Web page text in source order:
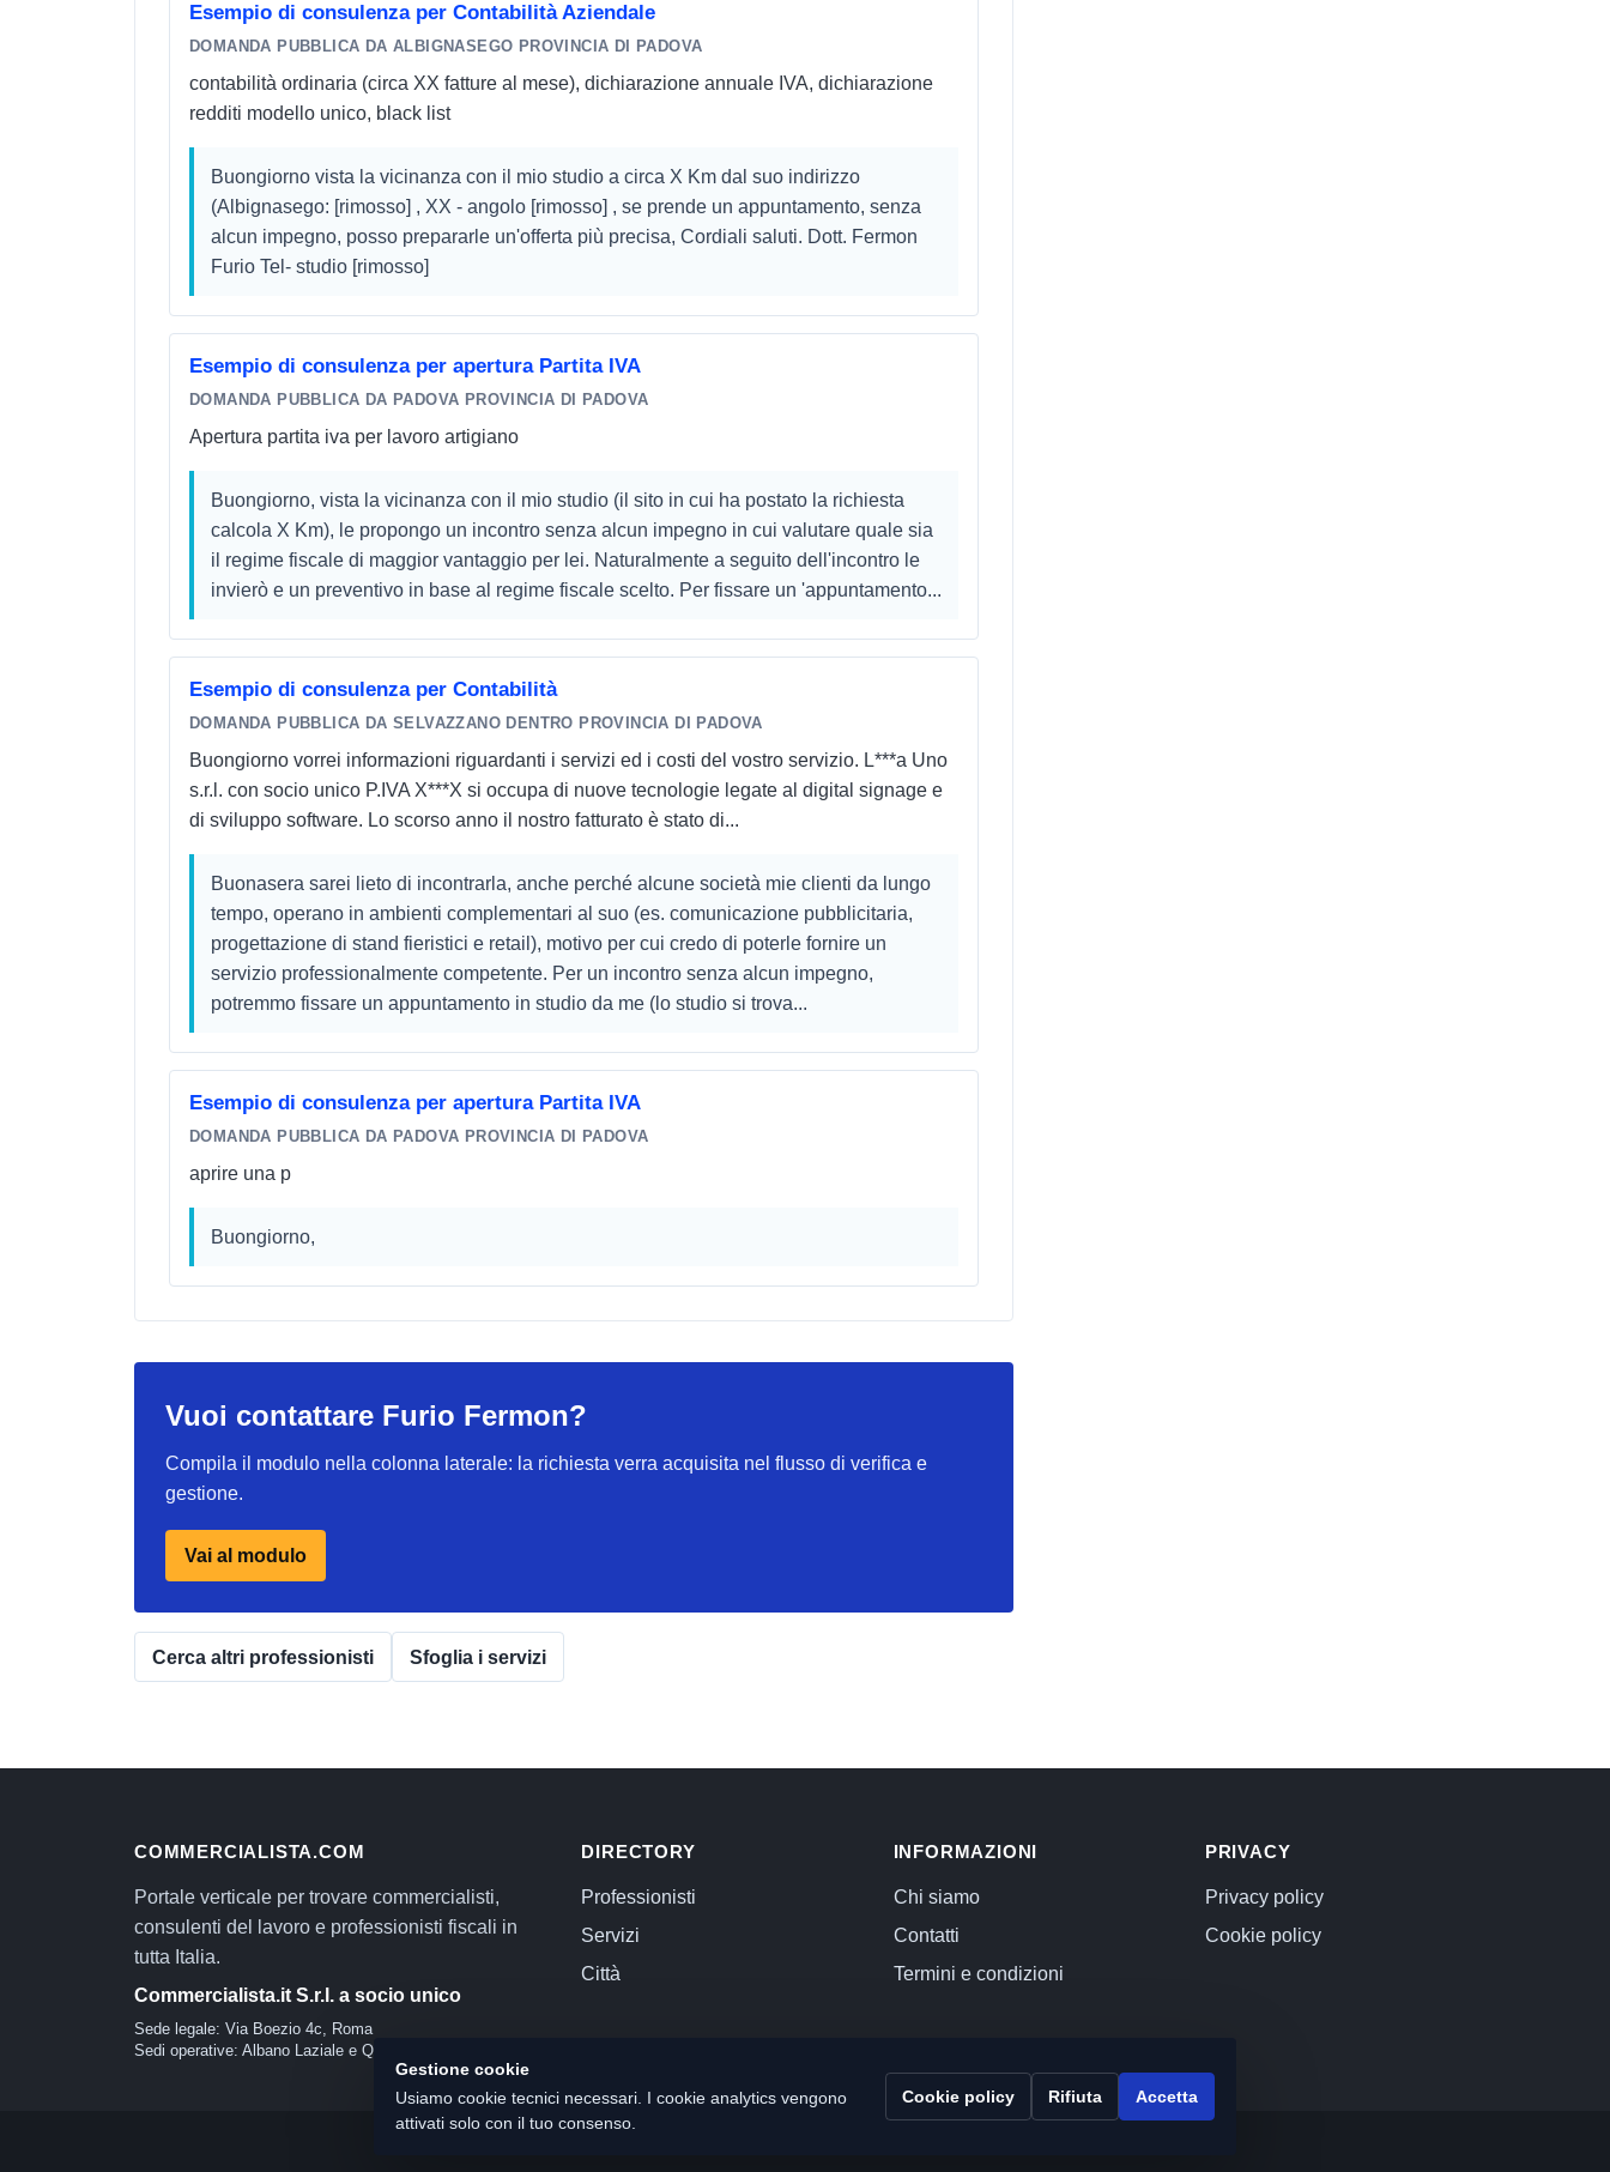
Esempio di consulenza per Contabilità Aziendale
DOMANDA PUBBLICA DA ALBIGNASEGO PROVINCIA DI PADOVA
contabilità ordinaria (circa XX fatture al mese), dichiarazione annuale IVA, dichiarazione
redditi modello unico, black list
Buongiorno vista la vicinanza con il mio studio a circa X Km dal suo indirizzo
(Albignasego: [rimosso] , XX - angolo [rimosso] , se prende un appuntamento, senza
alcun impegno, posso prepararle un'offerta più precisa, Cordiali saluti. Dott. Fermon
Furio Tel- studio [rimosso]
Esempio di consulenza per apertura Partita IVA
DOMANDA PUBBLICA DA PADOVA PROVINCIA DI PADOVA
Apertura partita iva per lavoro artigiano
Buongiorno, vista la vicinanza con il mio studio (il sito in cui ha postato la richiesta
calcola X Km), le propongo un incontro senza alcun impegno in cui valutare quale sia
il regime fiscale di maggior vantaggio per lei. Naturalmente a seguito dell'incontro le
invierò e un preventivo in base al regime fiscale scelto. Per fissare un 'appuntamento...
Esempio di consulenza per Contabilità
DOMANDA PUBBLICA DA SELVAZZANO DENTRO PROVINCIA DI PADOVA
Buongiorno vorrei informazioni riguardanti i servizi ed i costi del vostro servizio. L***a Uno
s.r.l. con socio unico P.IVA X***X si occupa di nuove tecnologie legate al digital signage e
di sviluppo software. Lo scorso anno il nostro fatturato è stato di...
Buonasera sarei lieto di incontrarla, anche perché alcune società mie clienti da lungo
tempo, operano in ambienti complementari al suo (es. comunicazione pubblicitaria,
progettazione di stand fieristici e retail), motivo per cui credo di poterle fornire un
servizio professionalmente competente. Per un incontro senza alcun impegno,
potremmo fissare un appuntamento in studio da me (lo studio si trova...
Esempio di consulenza per apertura Partita IVA
DOMANDA PUBBLICA DA PADOVA PROVINCIA DI PADOVA
aprire una p
Buongiorno,
Vuoi contattare Furio Fermon?
Compila il modulo nella colonna laterale: la richiesta verra acquisita nel flusso di verifica e
gestione.
Vai al modulo
Cerca altri professionisti Sfoglia i servizi
COMMERCIALISTA.COM
Portale verticale per trovare commercialisti,
consulenti del lavoro e professionisti fiscali in
tutta Italia.
Commercialista.it S.r.l. a socio unico
Sede legale: Via Boezio 4c, Roma
Sedi operative: Albano Laziale e Quartu Sant'Elena
DIRECTORY
Professionisti
Servizi
Città
INFORMAZIONI
Chi siamo
Contatti
Termini e condizioni
PRIVACY
Privacy policy
Cookie policy
Gestione cookie
Usiamo cookie tecnici necessari. I cookie analytics vengono
attivati solo con il tuo consenso.
Cookie policy Rifiuta Accetta